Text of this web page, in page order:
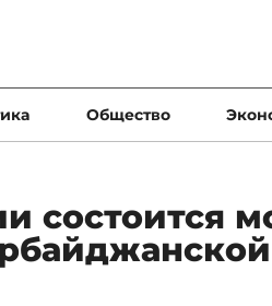
Общество
состоится